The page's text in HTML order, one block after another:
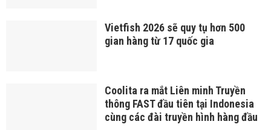
Vietfish 2026 sẽ quy tụ hơn 500
gian hàng từ 17 quốc gia
Coolita ra mắt Liên minh Truyền
thông FAST đầu tiên tại Indonesia
cùng các đài truyền hình hàng đầu